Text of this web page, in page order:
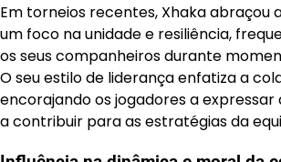
Em torneios recentes, Xhaka abraçou
um foco na unidade e resiliência,
os seus companheiros durante
O seu estilo de liderança enfatiza a
encorajando os jogadores a expressar
a contribuir para as estratégias da